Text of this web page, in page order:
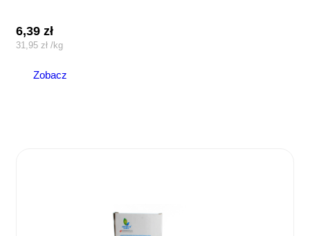
6,39zł
31,95zł /kg
Zobacz